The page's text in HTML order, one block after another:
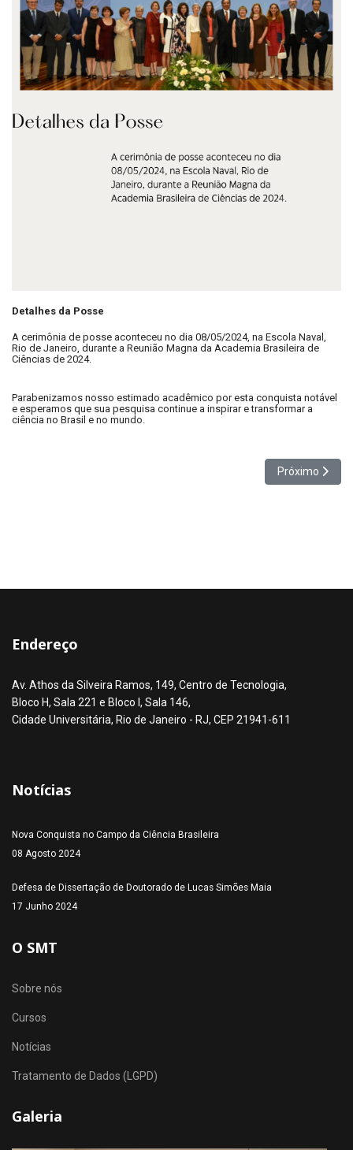
Detalhes da Posse
A cerimônia de posse aconteceu no dia 08/05/2024, na Escola Naval,
Rio de Janeiro, durante a Reunião Magna da Academia Brasileira de
Ciências de 2024.
Parabenizamos nosso estimado acadêmico por esta conquista notável
e esperamos que sua pesquisa continue a inspirar e transformar a
ciência no Brasil e no mundo.
Próximo
Próximo
Endereço
Av. Athos da Silveira Ramos, 149, Centro de Tecnologia,
Bloco H, Sala 221 e Bloco I, Sala 146,
Cidade Universitária, Rio de Janeiro - RJ, CEP 21941-611
Notícias
Nova Conquista no Campo da Ciência Brasileira
08 Agosto 2024
Defesa de Dissertação de Doutorado de Lucas Simões Maia
17 Junho 2024
O SMT
Sobre nós
Cursos
Notícias
Tratamento de Dados (LGPD)
Galeria